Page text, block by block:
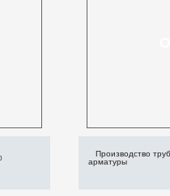
Производство
арматуры